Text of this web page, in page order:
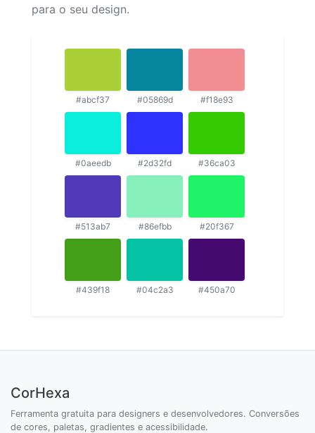
para o seu design.
#abcf37 #05869d #f18e93
#0aeedb #2d32fd #36ca03
#513ab7 #86efbb #20f367
#439f18 #04c2a3 #450a70
CorHexa
Ferramenta gratuita para designers e desenvolvedores. Conversões
de cores, paletas, gradientes e acessibilidade.